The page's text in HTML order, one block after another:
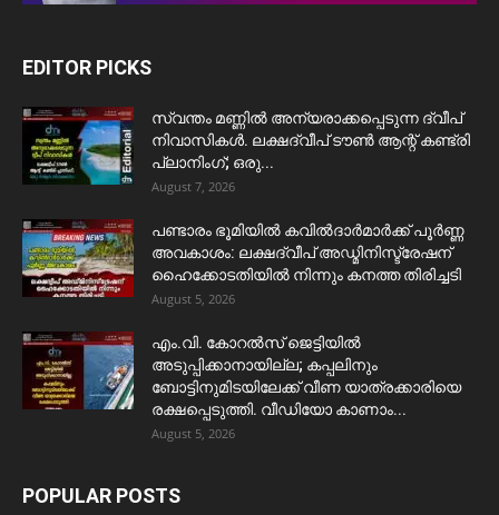
EDITOR PICKS
സ്വന്തം മണ്ണിൽ അന്യരാക്കപ്പെടുന്ന ദ്വീപ്
നിവാസികൾ. ലക്ഷദ്വീപ് ടൗൺ ആന്റ് കണ്ട്രി
പ്ലാനിംഗ്; ഒരു...
August 7, 2026
പണ്ടാരം ഭൂമിയിൽ കവിൽദാർമാർക്ക് പൂർണ്ണ
അവകാശം: ലക്ഷദ്വീപ് അഡ്മിനിസ്ട്രേഷന്
ഹൈക്കോടതിയിൽ നിന്നും കനത്ത തിരിച്ചടി
August 5, 2026
​എം.വി. കോറൽസ് ജെട്ടിയിൽ
അടുപ്പിക്കാനായില്ല; കപ്പലിനും
ബോട്ടിനുമിടയിലേക്ക് വീണ യാത്രക്കാരിയെ
രക്ഷപ്പെടുത്തി. വീഡിയോ കാണാം...
August 5, 2026
POPULAR POSTS